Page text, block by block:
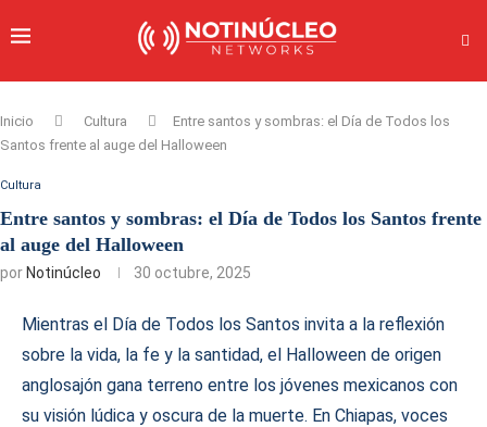
Inicio Cultura
Entre santos y sombras: el Día de Todos los
Santos frente al auge del Halloween
Cultura
Entre santos y sombras: el Día de Todos los Santos frente
al auge del Halloween
por Notinúcleo 30 octubre, 2025
Mientras el Día de Todos los Santos invita a la reflexión
sobre la vida, la fe y la santidad, el Halloween de origen
anglosajón gana terreno entre los jóvenes mexicanos con
su visión lúdica y oscura de la muerte. En Chiapas, voces